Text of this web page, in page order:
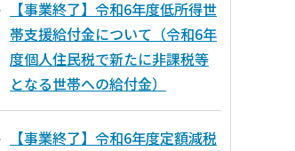
【事業終了】令和6年度低所得世
帯支援給付金について（令和6年
度個人住民税で新たに非課税等
となる世帯への給付金）
【事業終了】令和6年度定額減税